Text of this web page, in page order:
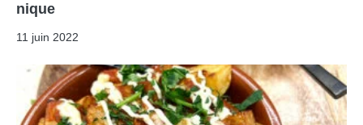
nique
11 juin 2022